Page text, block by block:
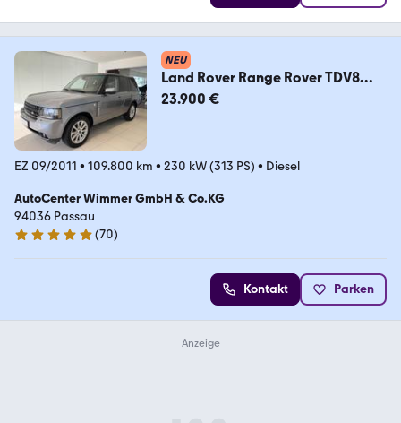
NEU
Land Rover Range Rover TDV8
HSE Bluetooth Navi Vollleder
23.900 €
EZ 09/2011 • 109.800 km • 230 kW (313 PS) • Diesel
AutoCenter Wimmer GmbH & Co.KG
94036 Passau
4.9 Sterne
(70)
Kontakt Parken